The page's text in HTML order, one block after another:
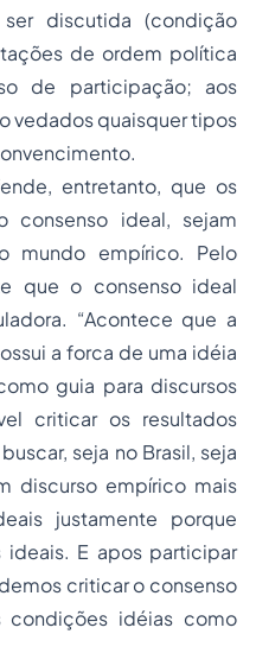
discutida (condição
de ordem política
de participação; aos
vedados quaisquer tipos
entretanto, que os
consenso ideal, sejam
mundo empírico. Pelo
que o consenso ideal
“Acontece que a
a forca de uma idéia
guia para discursos
criticar os resultados
seja no Brasil, seja
discurso empírico mais
justamente porque
ideais. E apos participar
criticar o consenso
idéias como